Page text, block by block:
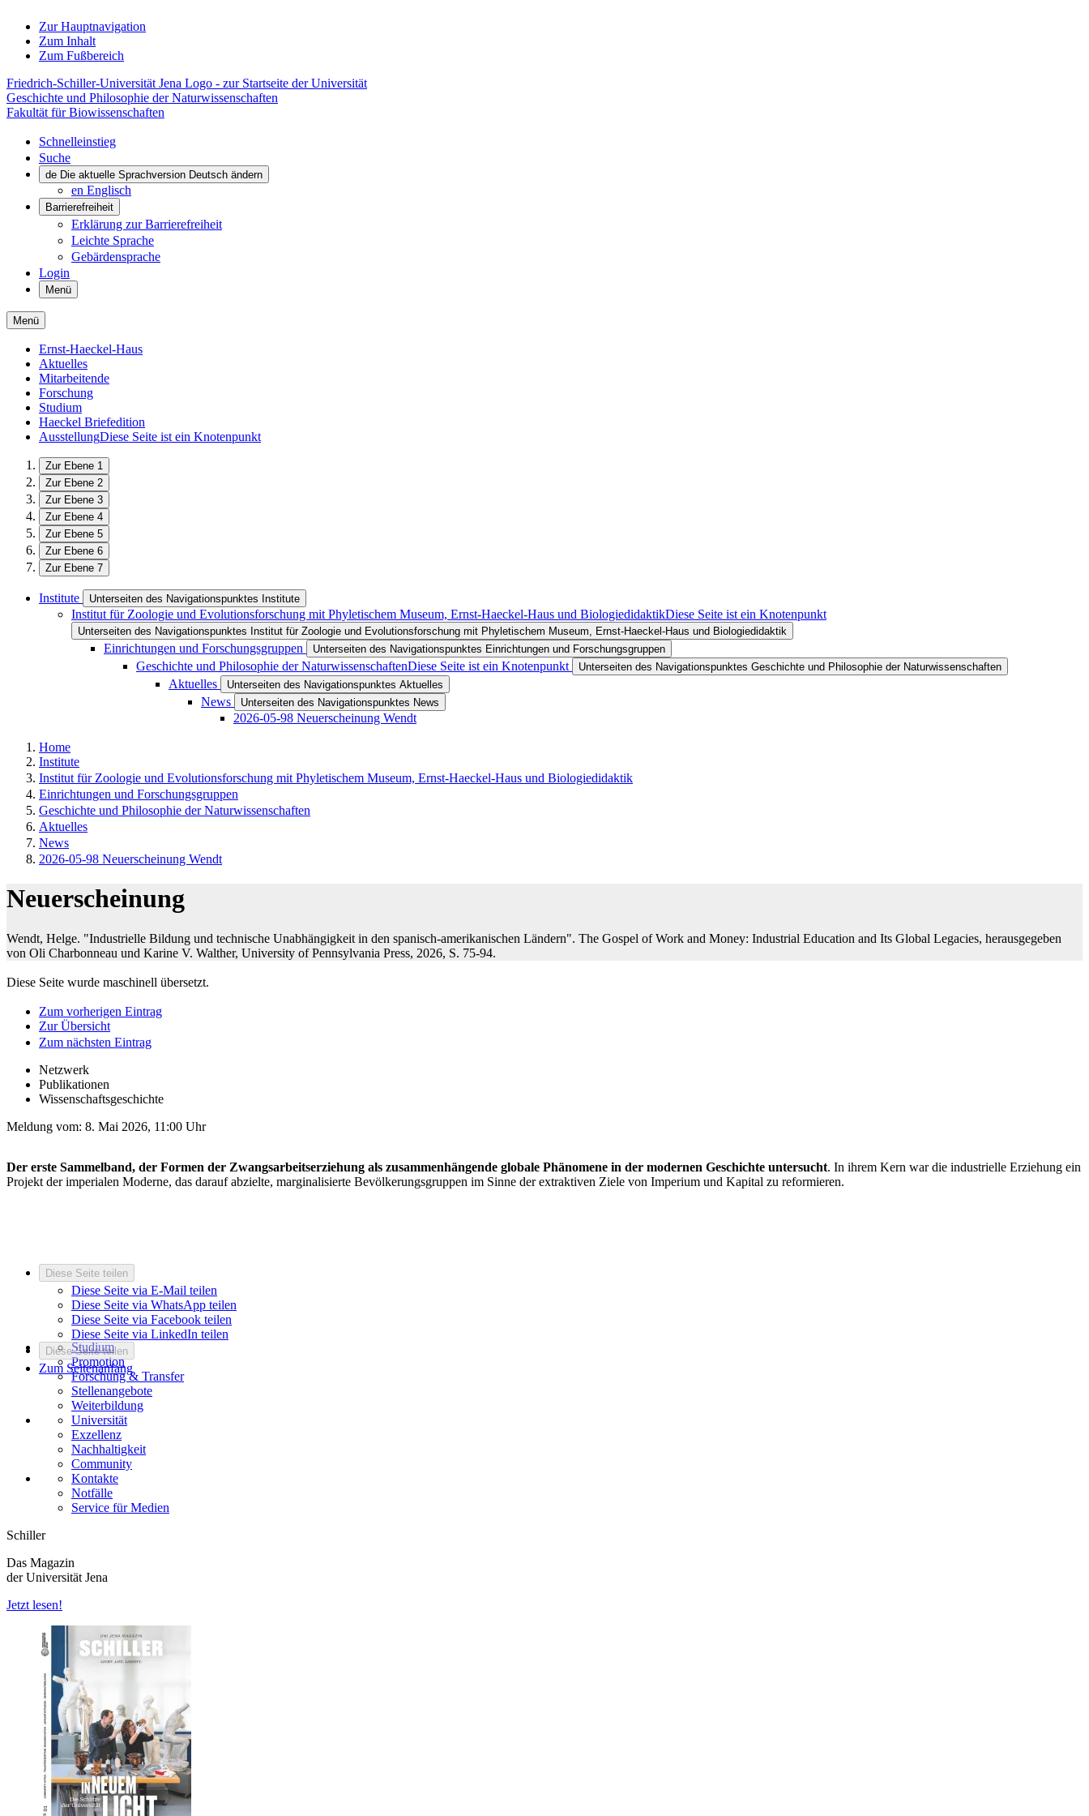
Zur Hauptnavigation
Zum Inhalt
Zum Fußbereich
Friedrich-Schiller-Universität Jena Logo - zur Startseite der Universität
Geschichte und Philosophie der Naturwissenschaften
Fakultät für Biowissenschaften
Schnelleinstieg
Suche
de Die aktuelle Sprachversion Deutsch ändern
en Englisch
Barrierefreiheit
Erklärung zur Barrierefreiheit
Leichte Sprache
Gebärdensprache
Login
Menü
Menü
Ernst-Haeckel-Haus
Aktuelles
Mitarbeitende
Forschung
Studium
Haeckel Briefedition
AusstellungDiese Seite ist ein Knotenpunkt
Zur Ebene 1
Zur Ebene 2
Zur Ebene 3
Zur Ebene 4
Zur Ebene 5
Zur Ebene 6
Zur Ebene 7
Institute Unterseiten des Navigationspunktes Institute
Institut für Zoologie und Evolutionsforschung mit Phyletischem Museum, Ernst-Haeckel-Haus und BiologiedidaktikDiese Seite ist ein Knotenpunkt
Unterseiten des Navigationspunktes Institut für Zoologie und Evolutionsforschung mit Phyletischem Museum, Ernst-Haeckel-Haus und Biologiedidaktik
Einrichtungen und Forschungsgruppen Unterseiten des Navigationspunktes Einrichtungen und Forschungsgruppen
Geschichte und Philosophie der NaturwissenschaftenDiese Seite ist ein Knotenpunkt Unterseiten des Navigationspunktes Geschichte und Philosophie der Naturwissenschaften
Aktuelles Unterseiten des Navigationspunktes Aktuelles
News Unterseiten des Navigationspunktes News
2026-05-98 Neuerscheinung Wendt
Home
Institute
Institut für Zoologie und Evolutionsforschung mit Phyletischem Museum, Ernst-Haeckel-Haus und Biologiedidaktik
Einrichtungen und Forschungsgruppen
Geschichte und Philosophie der Naturwissenschaften
Aktuelles
News
2026-05-98 Neuerscheinung Wendt
Neuerscheinung
Wendt, Helge. "Industrielle Bildung und technische Unabhängigkeit in den spanisch-amerikanischen Ländern". The Gospel of Work and Money: Industrial Education and Its Global Legacies, herausgegeben
von Oli Charbonneau und Karine V. Walther, University of Pennsylvania Press, 2026, S. 75-94.
Diese Seite wurde maschinell übersetzt.
Zum vorherigen Eintrag
Zur Übersicht
Zum nächsten Eintrag
Netzwerk
Publikationen
Wissenschaftsgeschichte
Meldung vom: 8. Mai 2026, 11:00 Uhr
Der erste Sammelband, der Formen der Zwangsarbeitserziehung als zusammenhängende globale Phänomene in der modernen Geschichte untersucht. In ihrem Kern war die industrielle Erziehung ein
Projekt der imperialen Moderne, das darauf abzielte, marginalisierte Bevölkerungsgruppen im Sinne der extraktiven Ziele von Imperium und Kapital zu reformieren.
Diese Seite teilen
Diese Seite via E-Mail teilen
Diese Seite via WhatsApp teilen
Diese Seite via Facebook teilen
Diese Seite via LinkedIn teilen
Diese Seite teilen
Zum Seitenanfang
Studium
Promotion
Forschung & Transfer
Stellenangebote
Weiterbildung
Universität
Exzellenz
Nachhaltigkeit
Community
Kontakte
Notfälle
Service für Medien
Schiller
Das Magazin
der Universität Jena
Jetzt lesen!